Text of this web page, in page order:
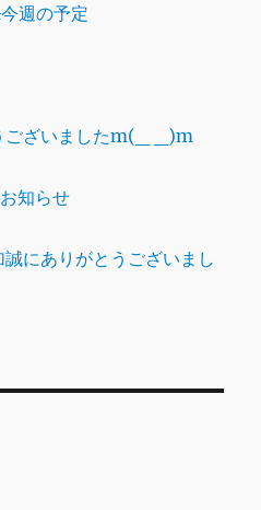
週の予定
ございましたm(_ _)m
知らせ
にありがとうございまし